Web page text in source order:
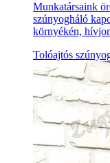
Munkatársaink
szúnyogháló
környékén,
Tolóajtós